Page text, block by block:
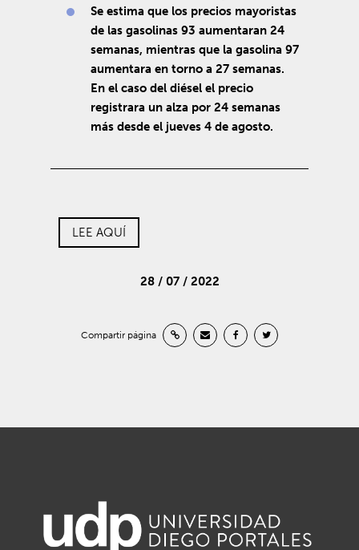
Se estima que los precios mayoristas
de las gasolinas 93 aumentaran 24
semanas, mientras que la gasolina 97
aumentara en torno a 27 semanas.
En el caso del diésel el precio
registrara un alza por 24 semanas
más desde el jueves 4 de agosto.
LEE AQUÍ
28 / 07 / 2022
Compartir página